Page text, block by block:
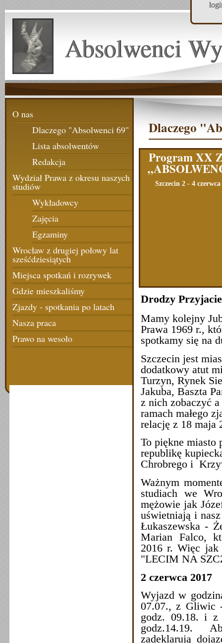
Absolwenci
O nas
Dlaczego "Absolwenci 69"
Lista absolwentów
Redakcja
Wydział Prawa z okresu naszych
studiów
Wykładowcy
Zajęcia
Egzaminy
Wrocław z drugiej połowy lat
sześćdziesiątych
Miejsca spotkań i rozrywek
Gdzie mieszkaliśmy
Zjazdy - spotkania po latach
Nasza praca
Prawo na wesoło
Dlaczego
Program XX
Szczecin 2 - 4
Drodzy
Mamy kolejny
Prawa 1969 r.,
spotkamy się na
Szczecin jest
dodatkowy atut
Turzyn, Rynek
Jakuba, Baszta
z nich zobaczyć
ramach małego
relację z 18 maja
To piękne miasto
republikę
Chrobrego i
Ważnym
studiach we
mężowie jak
uświetniają i
Łukaszewska -
Marian Falco,
2016 r. Więc jak
"LECIM NA
2 czerwca 2017
Wyjazd w
07.07., z Gliwic
godz. 09.18. i z
godz.14.19.
zadeklarują